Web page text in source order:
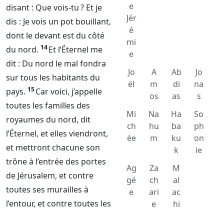
disant : Que vois-tu ? Et je
dis : Je vois un pot bouillant,
dont le devant est du côté
du nord. 14Et l’Éternel me
dit : Du nord le mal fondra
sur tous les habitants du
pays. 15Car voici, j’appelle
toutes les familles des
royaumes du nord, dit
l’Éternel, et elles viendront,
et mettront chacune son
trône à l’entrée des portes
de Jérusalem, et contre
toutes ses murailles à
l’entour, et contre toutes les
e
Jér
é
mi
e
Jo
ël
A
m
os
Ab
di
as
Jo
na
s
Mi
ch
ée
Na
hu
m
Ha
ba
ku
k
So
ph
on
ie
Ag
gé
e
Za
ch
ari
e
M
al
ac
hi